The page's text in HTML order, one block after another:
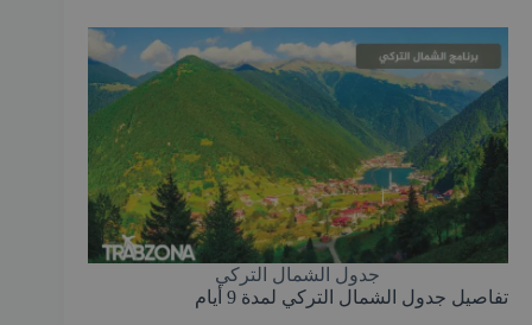
جدول الشمال التركي
تفاصيل جدول الشمال التركي لمدة 9 أيام